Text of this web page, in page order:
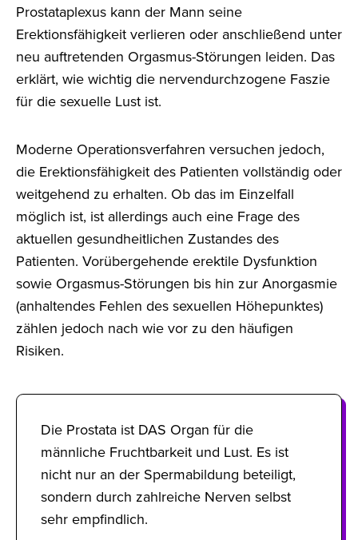
Prostataplexus kann der Mann seine
Erektionsfähigkeit verlieren oder anschließend unter
neu auftretenden Orgasmus-Störungen leiden. Das
erklärt, wie wichtig die nervendurchzogene Faszie
für die sexuelle Lust ist.
Moderne Operationsverfahren versuchen jedoch,
die Erektionsfähigkeit des Patienten vollständig oder
weitgehend zu erhalten. Ob das im Einzelfall
möglich ist, ist allerdings auch eine Frage des
aktuellen gesundheitlichen Zustandes des
Patienten. Vorübergehende erektile Dysfunktion
sowie Orgasmus-Störungen bis hin zur Anorgasmie
(anhaltendes Fehlen des sexuellen Höhepunktes)
zählen jedoch nach wie vor zu den häufigen
Risiken.
Die Prostata ist DAS Organ für die
männliche Fruchtbarkeit und Lust. Es ist
nicht nur an der Spermabildung beteiligt,
sondern durch zahlreiche Nerven selbst
sehr empfindlich.